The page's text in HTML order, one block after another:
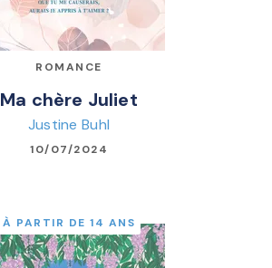
ROMANCE
Ma chère Juliet
Justine Buhl
10/07/2024
À PARTIR DE 14 ANS